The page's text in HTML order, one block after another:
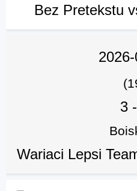
Bez Pretekstu
3 -
Wariaci Lepsi